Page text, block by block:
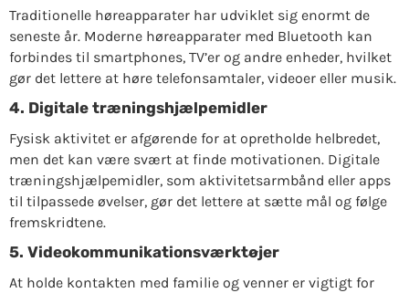
Traditionelle høreapparater har udviklet sig enormt de
seneste år. Moderne høreapparater med Bluetooth kan
forbindes til smartphones, TV’er og andre enheder, hvilket
gør det lettere at høre telefonsamtaler, videoer eller musik.
4. Digitale træningshjælpemidler
Fysisk aktivitet er afgørende for at opretholde helbredet,
men det kan være svært at finde motivationen. Digitale
træningshjælpemidler, som aktivitetsarmbånd eller apps
til tilpassede øvelser, gør det lettere at sætte mål og følge
fremskridtene.
5. Videokommunikationsværktøjer
At holde kontakten med familie og venner er vigtigt for